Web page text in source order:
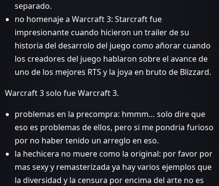
separado.
no homenaje a Warcraft 3: Starcraft fue
impresionante cuando hicieron un trailer de su
historia del desarrolo del juego como añorar cuando
los creadores del juego hablaron sobre el avance de
uno de los mejores RTS y la joya en bruto de Blizzard.
Warcraft 3 solo fue Warcraft 3.
problemas en la precompra: hmmm… solo dire que
eso es problemas de ellos, pero si me pondria furioso
por no haber tenido un arreglo en eso.
la hechicera no muere como la original: por favor por
mas sexy y remasterizada ya hay varios ejemplos que
la diversidad y la censura por encima del arte no es